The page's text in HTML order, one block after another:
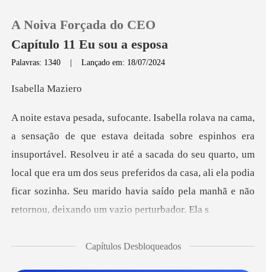
Loja
Histórico
Sair
A Noiva Forçada do CEO
Capítulo 11 Eu sou a esposa
Palavras: 1340 |Lançado em: 18/07/2024
lla M
a
insuportável. Resolveu ir até a sacada do seu quarto, um
local que era um dos seus preferidos da casa, ali e
Capítulos Desbloqueados